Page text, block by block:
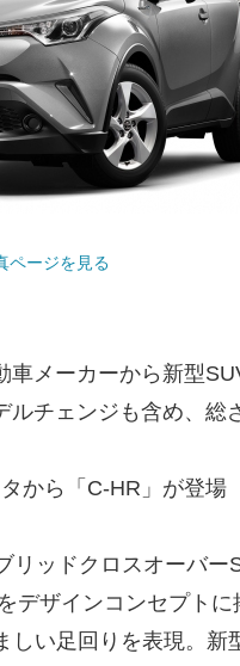
ページを見る
メーカーから新型
チェンジも含め、総
から「C-HR」が登場
ッドクロスオーバー
デザインコンセプト
い足回りを表現。新